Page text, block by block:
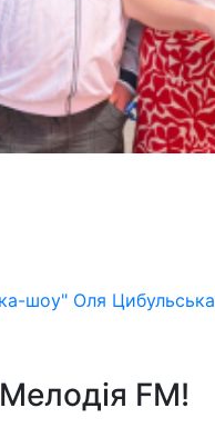
шоу" Оля Цибульська
FM!